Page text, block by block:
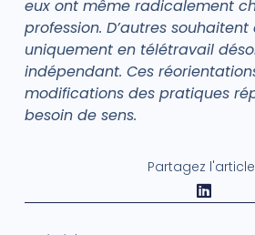
eux ont même radicalement
profession. D’autres souhaitent
uniquement en télétravail
indépendant. Ces
modifications des pratiques
besoin de sens.
Partagez